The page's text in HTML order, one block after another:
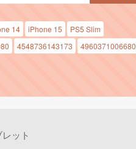
14 iPhone 15
PS5 Slim
4548736143173
4960371006680